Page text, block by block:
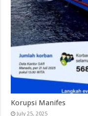
Korupsi Manifes
July 25, 2025